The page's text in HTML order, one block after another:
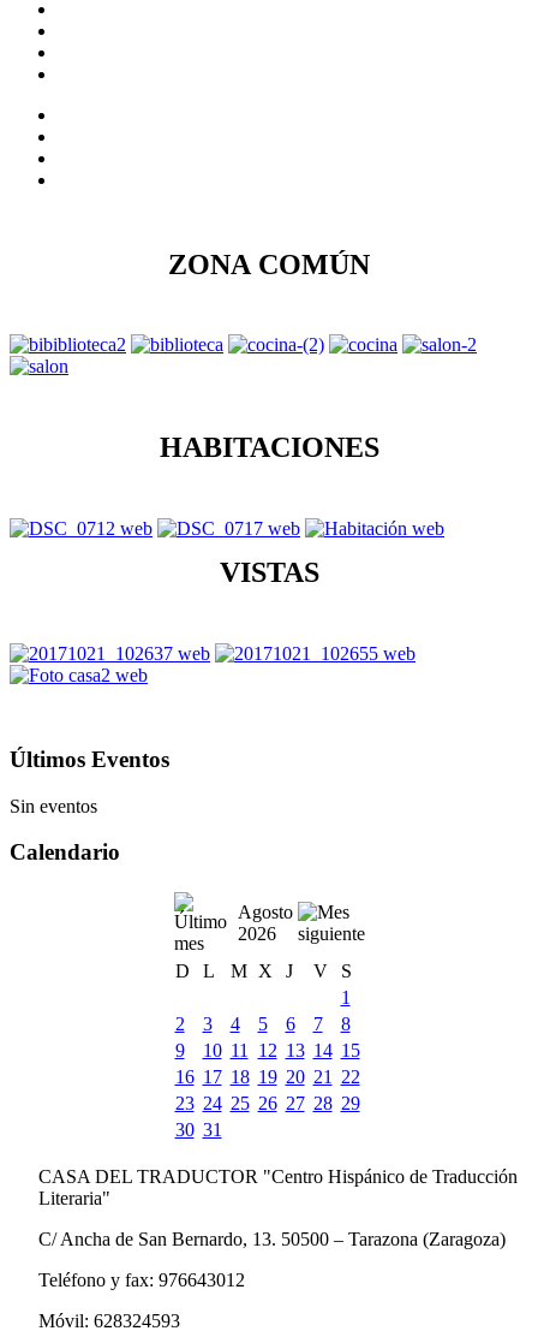
ZONA COMÚN
HABITACIONES
VISTAS
Últimos Eventos
Sin eventos
Calendario
Agosto
2026
D
L M X J V
S
1
2
3 4 5 6 7
8
9
10 11 12 13 14 15
16 17 18 19 20 21
22
23 24 25 26 27 28 29
30 31
CASA DEL TRADUCTOR "Centro Hispánico de Traducción
Literaria"
C/ Ancha de San Bernardo, 13. 50500 – Tarazona (Zaragoza)
Teléfono y fax: 976643012
Móvil: 628324593